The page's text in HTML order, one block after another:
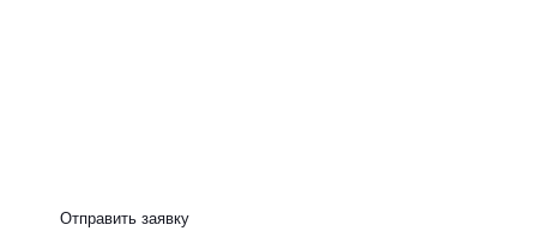
Отправить заявку